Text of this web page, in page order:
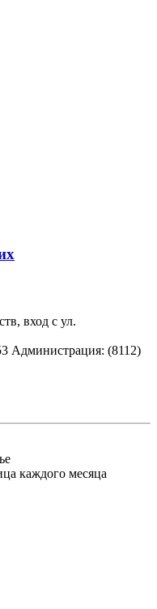
вход с ул.
Администрация: (8112)
каждого месяца